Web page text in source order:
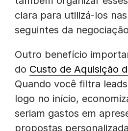
clara para utilizá-los
seguintes da
Outro benefício
do Custo de Aquisição
Quando você filtra
logo no início,
seriam gastos em
propostas